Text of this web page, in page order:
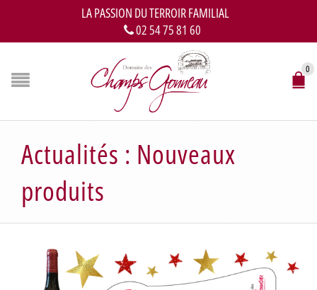
LA PASSION DU TERROIR FAMILIAL
02 54 75 81 60
0
Actualités : Nouveaux
produits